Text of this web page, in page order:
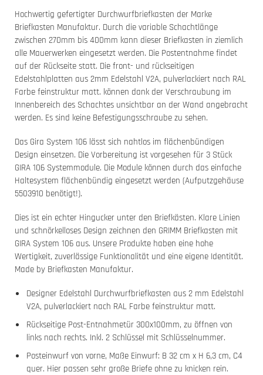
Hochwertig gefertigter Durchwurfbriefkasten der Marke
Briefkasten Manufaktur. Durch die variable Schachtlänge
zwischen 270mm bis 400mm kann dieser Briefkasten in ziemlich
alle Mauerwerken eingesetzt werden. Die Postentnahme findet
auf der Rückseite statt. Die front- und rückseitigen
Edelstahlplatten aus 2mm Edelstahl V2A, pulverlackiert nach RAL
Farbe feinstruktur matt. können dank der Verschraubung im
Innenbereich des Schachtes unsichtbar an der Wand angebracht
werden. Es sind keine Befestigungsschraube zu sehen.
Das Gira System 106 lässt sich nahtlos im flächenbündigen
Design einsetzen. Die Vorbereitung ist vorgesehen für 3 Stück
GIRA 106 Systemmodule. Die Module können durch das einfache
Haltesystem flächenbündig eingesetzt werden (Aufputzgehäuse
5503910 benötigt!).
Dies ist ein echter Hingucker unter den Briefkästen. Klare Linien
und schnörkelloses Design zeichnen den GRIMM Briefkasten mit
GIRA System 106 aus. Unsere Produkte haben eine hohe
Wertigkeit, zuverlässige Funktionalität und eine eigene Identität.
Made by Briefkasten Manufaktur.
Designer Edelstahl Durchwurfbriefkasten aus 2 mm Edelstahl
V2A, pulverlackiert nach RAL Farbe feinstruktur matt.
Rückseitige Post-Entnahmetür 300x100mm, zu öffnen von
links nach rechts. Inkl. 2 Schlüssel mit Schlüsselnummer.
Posteinwurf von vorne, Maße Einwurf: B 32 cm x H 6,3 cm, C4
quer. Hier passen sehr große Briefe ohne zu knicken rein.